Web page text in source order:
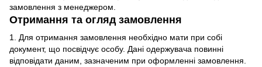
замовлення з менеджером.
Отримання та огляд замовлення
1. Для отримання замовлення необхідно мати при собі
документ, що посвідчує особу. Дані одержувача повинні
відповідати даним, зазначеним при оформленні замовлення.